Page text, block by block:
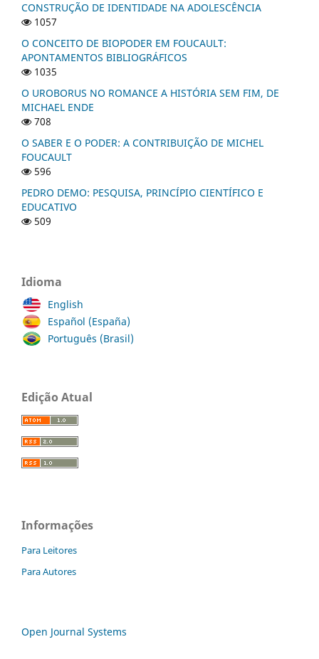
CONSTRUÇÃO DE IDENTIDADE NA ADOLESCÊNCIA
1057
O CONCEITO DE BIOPODER EM FOUCAULT:
APONTAMENTOS BIBLIOGRÁFICOS
1035
O UROBORUS NO ROMANCE A HISTÓRIA SEM FIM, DE
MICHAEL ENDE
708
O SABER E O PODER: A CONTRIBUIÇÃO DE MICHEL
FOUCAULT
596
PEDRO DEMO: PESQUISA, PRINCÍPIO CIENTÍFICO E
EDUCATIVO
509
Idioma
English
Español (España)
Português (Brasil)
Edição Atual
Informações
Para Leitores
Para Autores
Open Journal Systems